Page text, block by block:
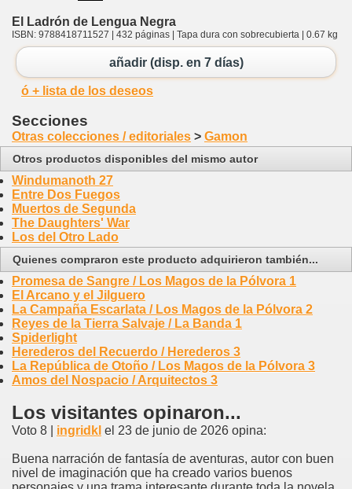
El Ladrón de Lengua Negra
ISBN: 9788418711527 | 432 páginas | Tapa dura con sobrecubierta | 0.67 kg
añadir (disp. en 7 días)
ó + lista de los deseos
Secciones
Otras colecciones / editoriales > Gamon
Otros productos disponibles del mismo autor
Windumanoth 27
Entre Dos Fuegos
Muertos de Segunda
The Daughters' War
Los del Otro Lado
Quienes compraron este producto adquirieron también...
Promesa de Sangre / Los Magos de la Pólvora 1
El Arcano y el Jilguero
La Campaña Escarlata / Los Magos de la Pólvora 2
Reyes de la Tierra Salvaje / La Banda 1
Spiderlight
Herederos del Recuerdo / Herederos 3
La República de Otoño / Los Magos de la Pólvora 3
Amos del Nospacio / Arquitectos 3
Los visitantes opinaron...
Voto 8 | ingridkl el 23 de junio de 2026 opina:
Buena narración de fantasía de aventuras, autor con buen
nivel de imaginación que ha creado varios buenos